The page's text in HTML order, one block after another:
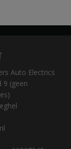
Auto Electrics
9 (geen